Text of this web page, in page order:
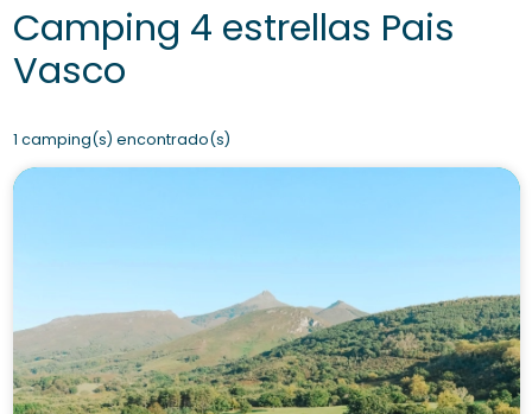
Camping 4 estrellas Pais
Vasco
1 camping(s) encontrado(s)